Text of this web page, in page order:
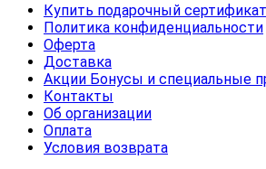
Купить подарочный сертификат
Политика конфиденциальности
Оферта
Доставка
Акции Бонусы и специальные
Контакты
Об организации
Оплата
Условия возврата